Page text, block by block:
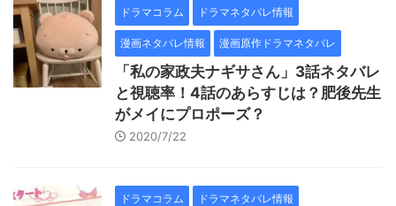
ドラマコラム ドラマネタバレ情報
漫画ネタバレ情報 漫画原作ドラマネタバレ
「私の家政夫ナギサさん」3話ネタバレ
と視聴率！4話のあらすじは？肥後先生
がメイにプロポーズ？
2020/7/22
ドラマコラム ドラマネタバレ情報